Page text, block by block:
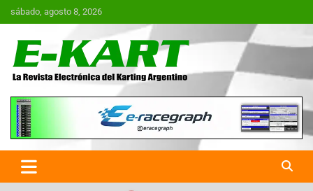
Saltar
al
sábado, agosto 8, 2026
E-Kart.com.ar | La Revista
Electrónica del Karting en
Argentina